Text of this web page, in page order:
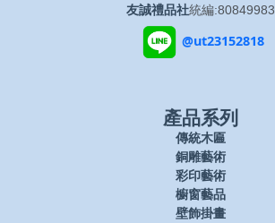
友誠禮品社統編:80849983
@ut23152818
產品系列
傳統木匾
銅雕藝術
彩印藝術
櫥窗藝品
壁飾掛畫